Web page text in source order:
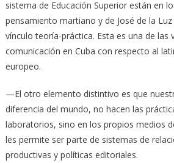
sistema de Educación Superior están en
pensamiento martiano y de José de la
vínculo teoría-práctica. Esta es una de las
comunicación en Cuba con respecto al
europeo.
—El otro elemento distintivo es que
diferencia del mundo, no hacen las
laboratorios, sino en los propios medios
les permite ser parte de sistemas de
productivas y políticas editoriales.